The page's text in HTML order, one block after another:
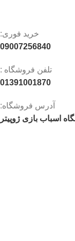
خرید فوری:
09007256840
تلفن فروشگاه :
01391001870
آدرس فروشگاه:
اسباب بازی ژوپیتر